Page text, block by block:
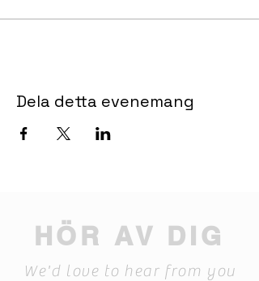
Dela detta evenemang
HÖR AV DIG
We'd love to hear from you